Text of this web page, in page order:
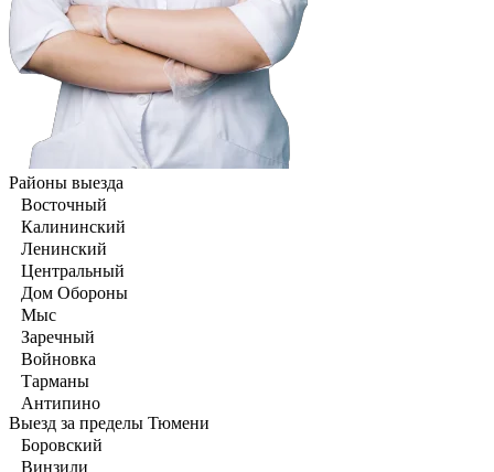
Районы выезда
Восточный
Калининский
Ленинский
Центральный
Дом Обороны
Мыс
Заречный
Войновка
Тарманы
Антипино
Выезд за пределы Тюмени
Боровский
Винзили